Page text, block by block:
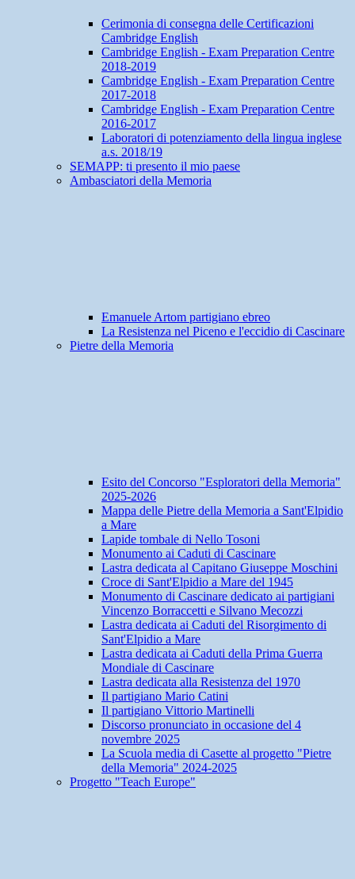
Cerimonia di consegna delle Certificazioni
Cambridge English
Cambridge English - Exam Preparation Centre
2018-2019
Cambridge English - Exam Preparation Centre
2017-2018
Cambridge English - Exam Preparation Centre
2016-2017
Laboratori di potenziamento della lingua inglese
a.s. 2018/19
SEMAPP: ti presento il mio paese
Ambasciatori della Memoria
Emanuele Artom partigiano ebreo
La Resistenza nel Piceno e l'eccidio di Cascinare
Pietre della Memoria
Esito del Concorso "Esploratori della Memoria"
2025-2026
Mappa delle Pietre della Memoria a Sant'Elpidio
a Mare
Lapide tombale di Nello Tosoni
Monumento ai Caduti di Cascinare
Lastra dedicata al Capitano Giuseppe Moschini
Croce di Sant'Elpidio a Mare del 1945
Monumento di Cascinare dedicato ai partigiani
Vincenzo Borraccetti e Silvano Mecozzi
Lastra dedicata ai Caduti del Risorgimento di
Sant'Elpidio a Mare
Lastra dedicata ai Caduti della Prima Guerra
Mondiale di Cascinare
Lastra dedicata alla Resistenza del 1970
Il partigiano Mario Catini
Il partigiano Vittorio Martinelli
Discorso pronunciato in occasione del 4
novembre 2025
La Scuola media di Casette al progetto "Pietre
della Memoria" 2024-2025
Progetto "Teach Europe"